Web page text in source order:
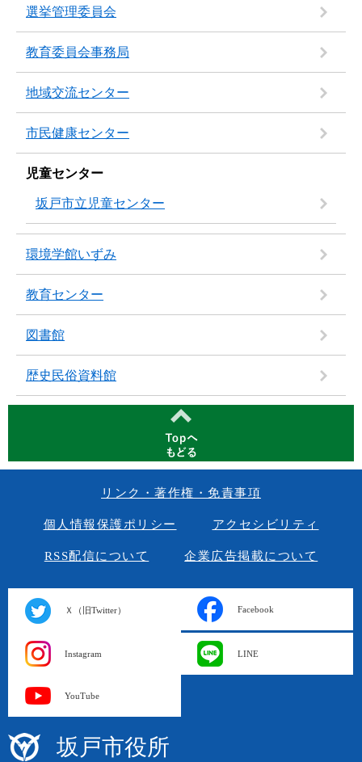
選挙管理委員会
教育委員会事務局
地域交流センター
市民健康センター
児童センター
坂戸市立児童センター
環境学館いずみ
教育センター
図書館
歴史民俗資料館
リンク・著作権・免責事項
個人情報保護ポリシー アクセシビリティ
RSS配信について 企業広告掲載について
Ｘ（旧Twitter） Facebook
Instagram LINE
YouTube
坂戸市役所